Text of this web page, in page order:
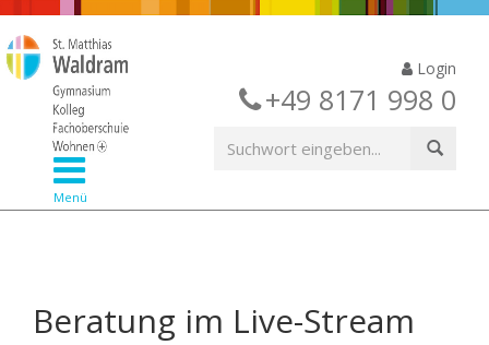
Login
+49 8171 998 0
Menü
Beratung im Live-Stream